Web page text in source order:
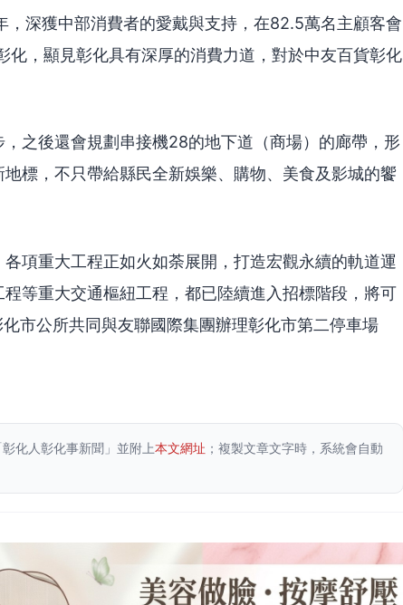
深獲中部消費者的愛戴與支持，在82.5萬名主顧客會
化，顯見彰化具有深厚的消費力道，對於中友百貨彰化
之後還會規劃串接機28的地下道（商場）的廊帶，形
標，不只帶給縣民全新娛樂、購物、美食及影城的饗
項重大工程正如火如荼展開，打造宏觀永續的軌道運
等重大交通樞紐工程，都已陸續進入招標階段，將可
市公所共同與友聯國際集團辦理彰化市第二停車場
化人彰化事新聞」並附上本文網址 ；複製文章文字時，系統會自動